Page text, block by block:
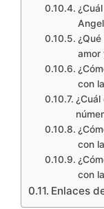
amor
con
con
con
Enlaces